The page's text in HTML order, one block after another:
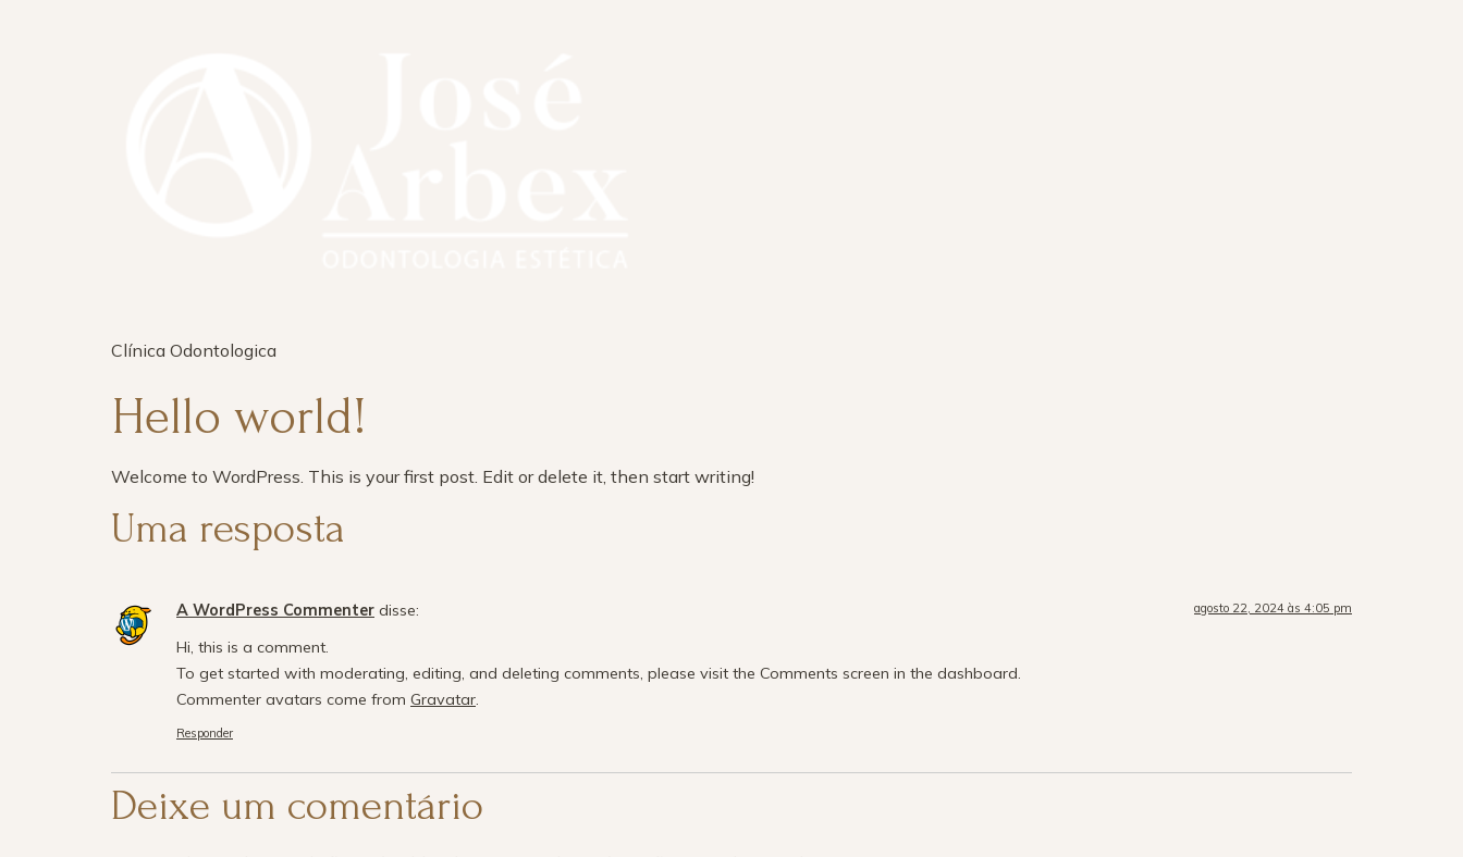
Clínica Odontologica
Hello world!
Welcome to WordPress. This is your first post. Edit or delete it, then start writing!
Uma resposta
A WordPress Commenter disse: agosto 22, 2024 às 4:05 pm
Hi, this is a comment.
To get started with moderating, editing, and deleting comments, please visit the Comments screen in the dashboard.
Commenter avatars come from Gravatar.
Responder
Deixe um comentário